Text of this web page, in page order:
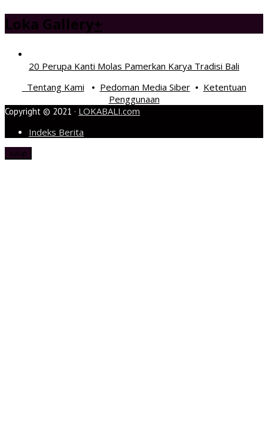
Loka Gallery+
20 Perupa Kanti Molas Pamerkan Karya Tradisi Bali
Tentang Kami • Pedoman Media Siber• Ketentuan
Penggunaan
Copyright © 2021 · LOKABALI.com
Indeks Berita
tutup